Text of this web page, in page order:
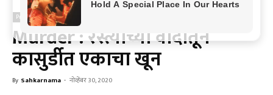
Previos News
Murder : रस्त्याच्या वादातून
कासुर्डीत एकाचा खून
By Sahkarnama - नोव्हेंबर 30, 2020